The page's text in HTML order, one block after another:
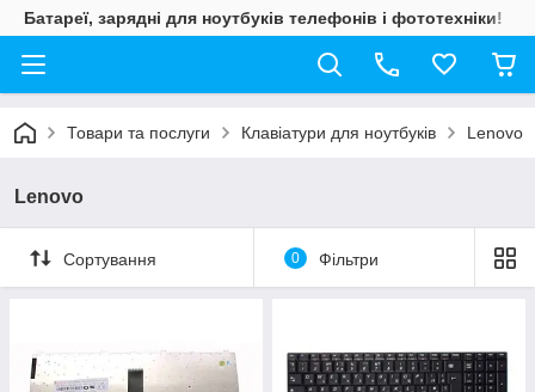
Батареї, зарядні для ноутбуків телефонів і фототехніки!
Товари та послуги Клавіатури для ноутбуків Lenovo
Lenovo
Сортування 0 Фільтри